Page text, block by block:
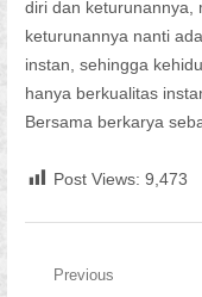
diri dan keturunannya,
keturunannya nanti
instan, sehingga
hanya berkualitas
Bersama berkarya
Post Views: 9,473
Navigasi
Previous